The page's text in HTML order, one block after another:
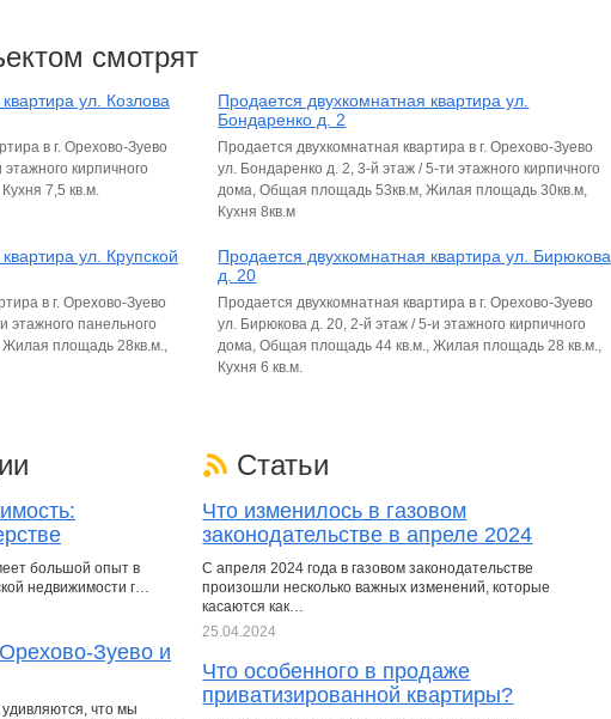
смотрят
ул. Козлова
в г. Орехово-Зуево
кирпичного
7,5 кв.м.
Продается двухкомнатная квартира ул.
Бондаренко д. 2
Продается двухкомнатная квартира в г. Орехово-Зуево
ул. Бондаренко д. 2, 3-й этаж / 5-ти этажного кирпичного
дома, Общая площадь 53кв.м, Жилая площадь 30кв.м,
Кухня 8кв.м
ул. Крупской
в г. Орехово-Зуево
этажного панельного
площадь 28кв.м.,
Продается двухкомнатная квартира ул. Бирюкова
д. 20
Продается двухкомнатная квартира в г. Орехово-Зуево
ул. Бирюкова д. 20, 2-й этаж / 5-и этажного кирпичного
дома, Общая площадь 44 кв.м., Жилая площадь 28 кв.м.,
Кухня 6 кв.м.
большой опыт в
недвижимости г…
Зуево и
что мы
Статьи
Что изменилось в газовом
законодательстве в апреле 2024
С апреля 2024 года в газовом законодательстве
произошли несколько важных изменений, которые
касаются как…
25.04.2024
Что особенного в продаже
приватизированной квартиры?